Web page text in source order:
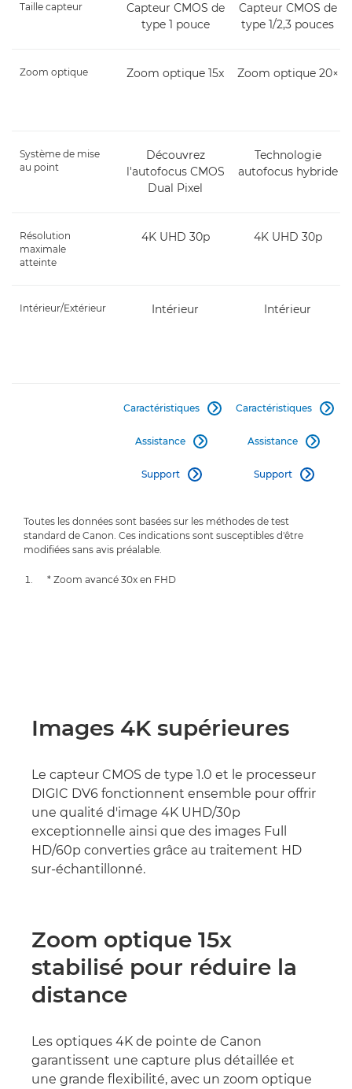
Taille capteur
Capteur CMOS de
type 1 pouce
Capteur CMOS de
type 1/2,3 pouces
Zoom optique Zoom optique 15x Zoom optique 20×
Système de mise
au point
Découvrez
l'autofocus CMOS
Dual Pixel
Technologie
autofocus hybride
Résolution
maximale
atteinte
4K UHD 30p 4K UHD 30p
Intérieur/Extérieur Intérieur
Intérieur
Caractéristiques 
Assistance 
Support 
Caractéristiques 
Assistance 
Support 
Toutes les données sont basées sur les méthodes de test
standard de Canon. Ces indications sont susceptibles d'être
modifiées sans avis préalable.
* Zoom avancé 30x en FHD
Images 4K supérieures
Le capteur CMOS de type 1.0 et le processeur
DIGIC DV6 fonctionnent ensemble pour offrir
une qualité d'image 4K UHD/30p
exceptionnelle ainsi que des images Full
HD/60p converties grâce au traitement HD
sur-échantillonné.
Zoom optique 15x
stabilisé pour réduire la
distance
Les optiques 4K de pointe de Canon
garantissent une capture plus détaillée et
une grande flexibilité, avec un zoom optique